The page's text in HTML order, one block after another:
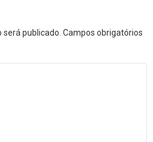
será publicado. Campos obrigatórios